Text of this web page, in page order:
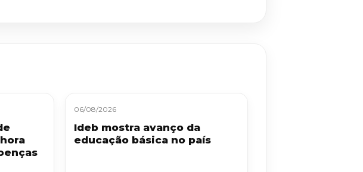
06/08/2026
Ideb mostra avanço da
educação básica no país